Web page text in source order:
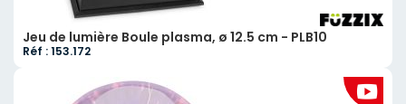
Jeu de lumière Boule plasma, ø 12.5 cm - PLB10
Réf : 153.172